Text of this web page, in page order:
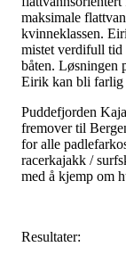
maksimale
kvinneklassen.
mistet verdifull tid
båten. Løsningen
Eirik kan bli farlig
Puddefjorden
fremover til
for alle
racerkajakk /
med å kjemp om
Resultater: